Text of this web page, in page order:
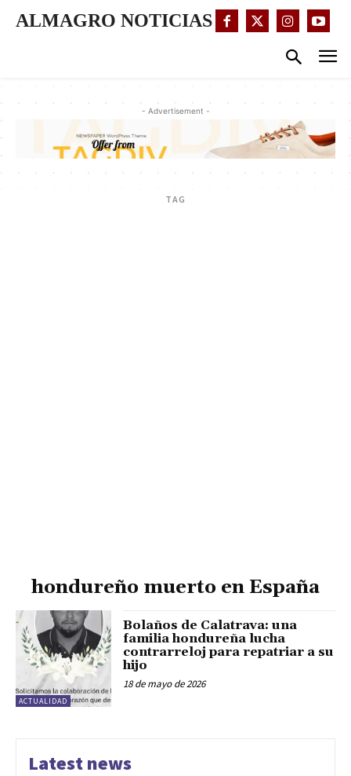
ALMAGRO NOTICIAS
- Advertisement -
TAG
hondureño muerto en España
ACTUALIDAD
Bolaños de Calatrava: una
familia hondureña lucha
contrarreloj para repatriar a su
hijo
18 de mayo de 2026
Latest news